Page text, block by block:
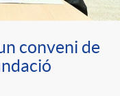
conveni de